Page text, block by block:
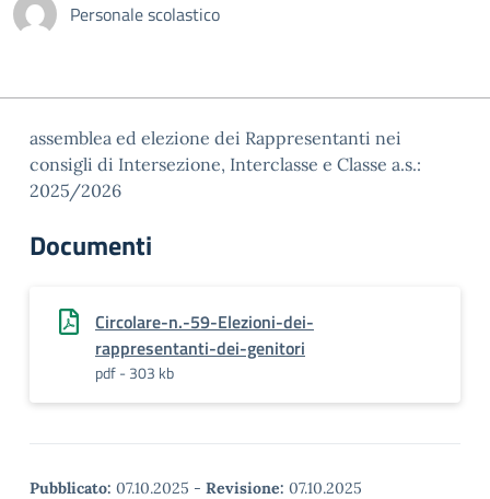
Personale scolastico
assemblea ed elezione dei Rappresentanti nei
consigli di Intersezione, Interclasse e Classe a.s.:
2025/2026
Documenti
Circolare-n.-59-Elezioni-dei-
rappresentanti-dei-genitori
pdf - 303 kb
Pubblicato: 07.10.2025 - Revisione: 07.10.2025